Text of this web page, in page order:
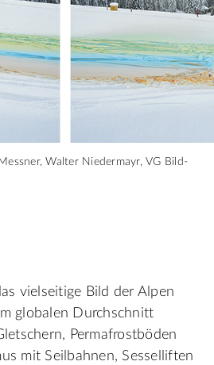
Walter Niedermayr, VG Bild-
vielseitige Bild der Alpen
globalen Durchschnitt
Permafrostböden
mit Seilbahnen, Sesselliften